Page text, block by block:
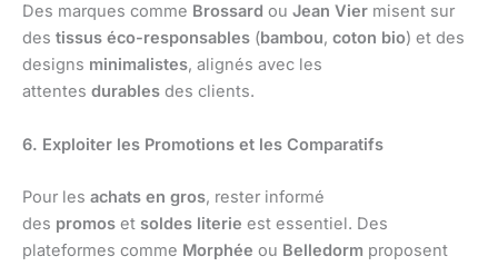
Des marques comme Brossard ou Jean Vier misent sur
des tissus éco-responsables (bambou, coton bio) et des
designs minimalistes, alignés avec les
attentes durables des clients.
6. Exploiter les Promotions et les Comparatifs
Pour les achats en gros, rester informé
des promos et soldes literie est essentiel. Des
plateformes comme Morphée ou Belledorm proposent